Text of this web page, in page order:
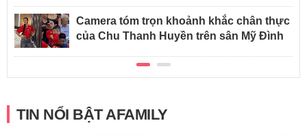
Camera tóm trọn khoảnh khắc chân thực
của Chu Thanh Huyền trên sân Mỹ Đình
TIN NỔI BẬT AFAMILY